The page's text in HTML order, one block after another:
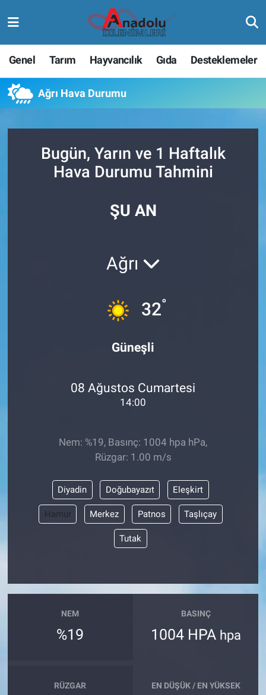
Genel Tarım Hayvancılık Gıda Desteklemeler
Ağrı Hava Durumu
Bugün, Yarın ve 1 Haftalık
Hava Durumu Tahmini
ŞU AN
Ağrı
32°
Güneşli
08 Ağustos Cumartesi
14:00
Nem: %19, Basınç: 1004 hpa hPa,
Rüzgar: 1.00 m/s
Diyadin Doğubayazıt Eleşkirt
Hamur Merkez Patnos Taşlıçay
Tutak
NEM
%19
BASINÇ
1004 HPA hpa
RÜZGAR EN DÜŞÜK / EN YÜKSEK